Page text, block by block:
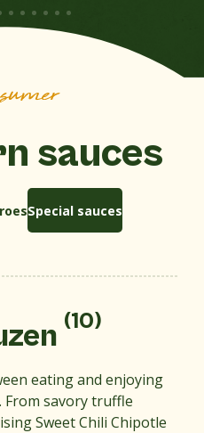
sauces
Special sauces
(10)
eating and enjoying
From savory truffle
Sweet Chili Chipotle